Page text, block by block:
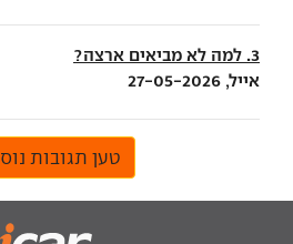
3. למה לא מביאים ארצה?
אייל, 27-05-2026
טען תגובות